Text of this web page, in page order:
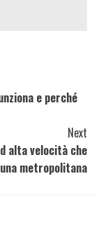
e perché
Next
alta velocità che
metropolitana